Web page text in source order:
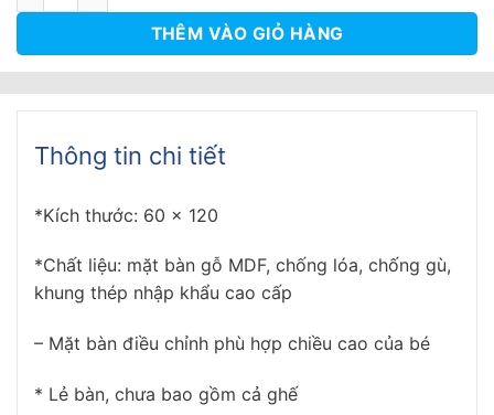
THÊM VÀO GIỎ HÀNG
Thông tin chi tiết
*Kích thước: 60 x 120
*Chất liệu: mặt bàn gỗ MDF, chống lóa, chống gù,
khung thép nhập khẩu cao cấp
– Mặt bàn điều chỉnh phù hợp chiều cao của bé
* Lẻ bàn, chưa bao gồm cả ghế